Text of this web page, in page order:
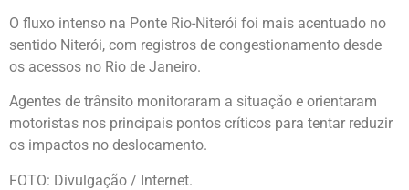
O fluxo intenso na Ponte Rio-Niterói foi mais acentuado no
sentido Niterói, com registros de congestionamento desde
os acessos no Rio de Janeiro.
Agentes de trânsito monitoraram a situação e orientaram
motoristas nos principais pontos críticos para tentar reduzir
os impactos no deslocamento.
FOTO: Divulgação / Internet.